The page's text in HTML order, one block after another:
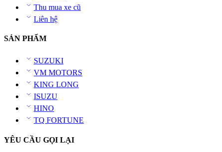
Thu mua xe cũ
Liên hệ
SẢN PHẨM
SUZUKI
VM MOTORS
KING LONG
ISUZU
HINO
TQ FORTUNE
YÊU CẦU GỌI LẠI